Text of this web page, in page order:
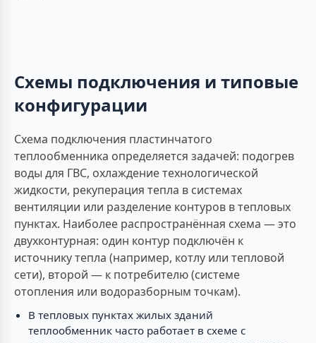
Схемы подключения и типовые
конфигурации
Схема подключения пластинчатого
теплообменника определяется задачей: подогрев
воды для ГВС, охлаждение технологической
жидкости, рекуперация тепла в системах
вентиляции или разделение контуров в тепловых
пунктах. Наиболее распространённая схема — это
двухконтурная: один контур подключён к
источнику тепла (например, котлу или тепловой
сети), второй — к потребителю (системе
отопления или водоразборным точкам).
В тепловых пунктах жилых зданий
теплообменник часто работает в схеме с